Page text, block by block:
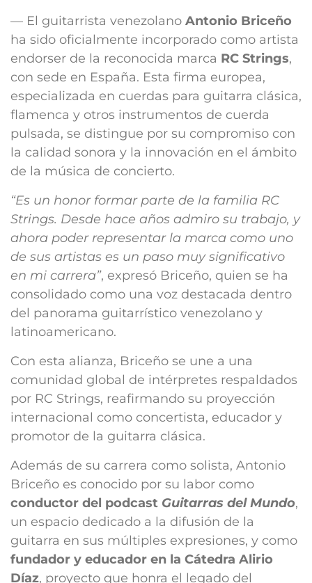
— El guitarrista venezolano Antonio Briceño
ha sido oficialmente incorporado como artista
endorser de la reconocida marca RC Strings,
con sede en España. Esta firma europea,
especializada en cuerdas para guitarra clásica,
flamenca y otros instrumentos de cuerda
pulsada, se distingue por su compromiso con
la calidad sonora y la innovación en el ámbito
de la música de concierto.
“Es un honor formar parte de la familia RC
Strings. Desde hace años admiro su trabajo, y
ahora poder representar la marca como uno
de sus artistas es un paso muy significativo
en mi carrera”, expresó Briceño, quien se ha
consolidado como una voz destacada dentro
del panorama guitarrístico venezolano y
latinoamericano.
Con esta alianza, Briceño se une a una
comunidad global de intérpretes respaldados
por RC Strings, reafirmando su proyección
internacional como concertista, educador y
promotor de la guitarra clásica.
Además de su carrera como solista, Antonio
Briceño es conocido por su labor como
conductor del podcast Guitarras del Mundo,
un espacio dedicado a la difusión de la
guitarra en sus múltiples expresiones, y como
fundador y educador en la Cátedra Alirio
Díaz, proyecto que honra el legado del